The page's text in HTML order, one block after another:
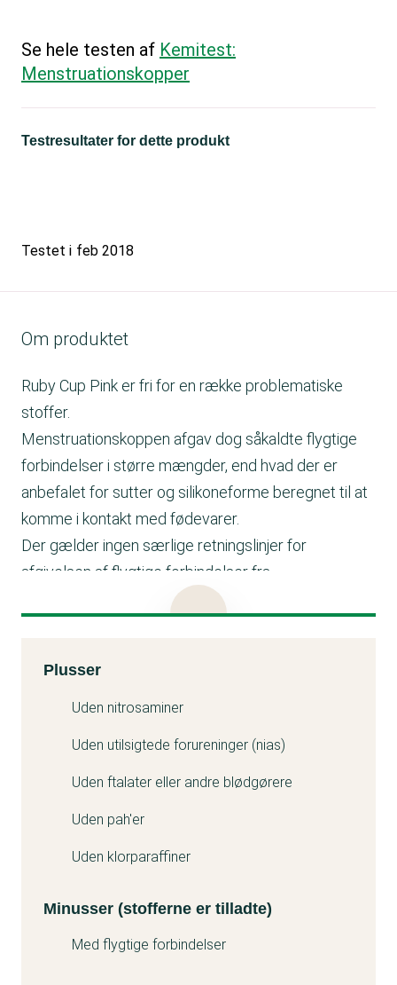
Se hele testen af Kemitest:
Menstruationskopper
Testresultater for dette produkt
Testet i feb 2018
Om produktet
Ruby Cup Pink er fri for en række problematiske
stoffer.
Menstruationskoppen afgav dog såkaldte flygtige
forbindelser i større mængder, end hvad der er
anbefalet for sutter og silikoneforme beregnet til at
komme i kontakt med fødevarer.
Der gælder ingen særlige retningslinjer for
afgivelsen af flygtige forbindelser fra
menstruationskopper. Derfor får Ruby Cup en
Kemitest
Plusser
Uden nitrosaminer
Uden utilsigtede forureninger (nias)
Uden ftalater eller andre blødgørere
Uden pah'er
Uden klorparaffiner
Minusser (stofferne er tilladte)
Med flygtige forbindelser